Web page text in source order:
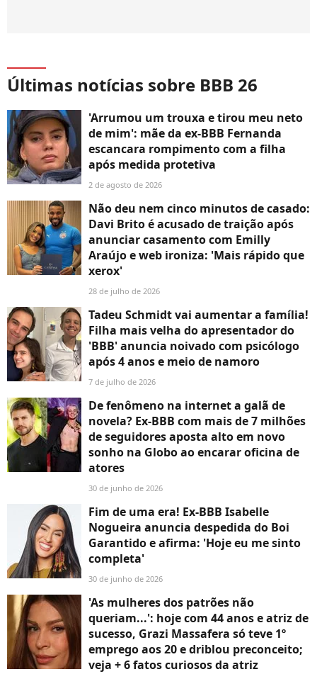
Últimas notícias sobre BBB 26
'Arrumou um trouxa e tirou meu neto
de mim': mãe da ex-BBB Fernanda
escancara rompimento com a filha
após medida protetiva
2 de agosto de 2026
Não deu nem cinco minutos de casado:
Davi Brito é acusado de traição após
anunciar casamento com Emilly
Araújo e web ironiza: 'Mais rápido que
xerox'
28 de julho de 2026
Tadeu Schmidt vai aumentar a família!
Filha mais velha do apresentador do
'BBB' anuncia noivado com psicólogo
após 4 anos e meio de namoro
7 de julho de 2026
De fenômeno na internet a galã de
novela? Ex-BBB com mais de 7 milhões
de seguidores aposta alto em novo
sonho na Globo ao encarar oficina de
atores
30 de junho de 2026
Fim de uma era! Ex-BBB Isabelle
Nogueira anuncia despedida do Boi
Garantido e afirma: 'Hoje eu me sinto
completa'
30 de junho de 2026
'As mulheres dos patrões não
queriam...': hoje com 44 anos e atriz de
sucesso, Grazi Massafera só teve 1º
emprego aos 20 e driblou preconceito;
veja + 6 fatos curiosos da atriz